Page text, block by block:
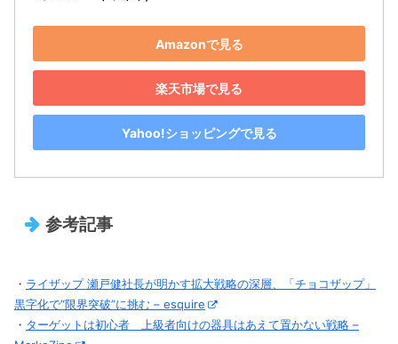
Amazonで見る
楽天市場で見る
Yahoo!ショッピングで見る
参考記事
・ ライザップ 瀬戸健社長が明かす拡大戦略の深層、「チョコザップ」
黒字化で“限界突破”に挑む – esquire
・ ターゲットは初心者 上級者向けの器具はあえて置かない戦略 –